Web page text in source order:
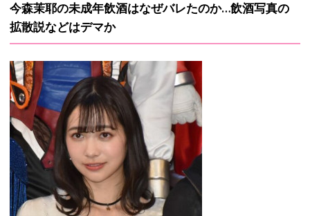
今森茉耶の未成年飲酒はなぜバレたのか…飲酒写真の
拡散説などはデマか